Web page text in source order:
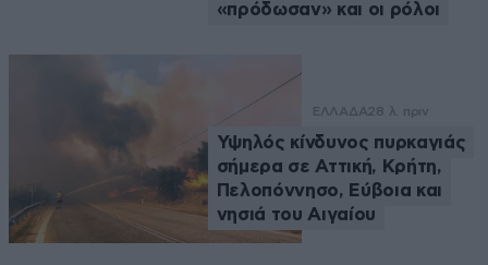
«πρόδωσαν» και οι ρόλοι
ΕΛΛΑΔΑ28 λ. πριν
Υψηλός κίνδυνος πυρκαγιάς
σήμερα σε Αττική, Κρήτη,
Πελοπόννησο, Εύβοια και
νησιά του Αιγαίου